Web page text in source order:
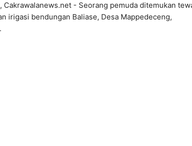
Cakrawalanews.net - Seorang pemuda ditemukan
irigasi bendungan Baliase, Desa Mappedeceng,